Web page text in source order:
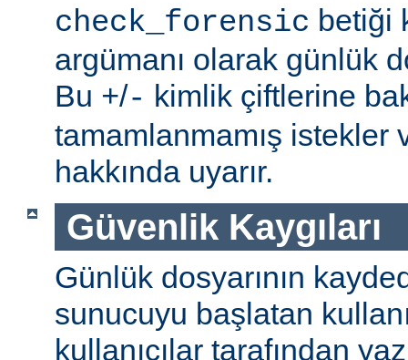
check_forensic betiği
argümanı olarak günlük
Bu +/- kimlik çiftlerine
tamamlanmamış istekler
hakkında uyarır.
Güvenlik Kaygıları
Günlük dosyarının
sunucuyu başlatan
kullanıcılar tarafından